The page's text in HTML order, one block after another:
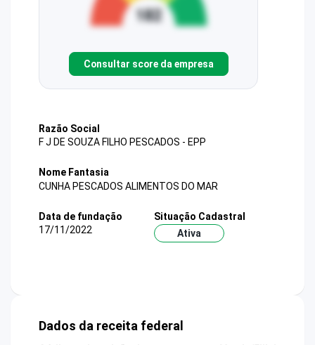
Consultar score da empresa
Razão Social
F J DE SOUZA FILHO PESCADOS - EPP
Nome Fantasia
CUNHA PESCADOS ALIMENTOS DO MAR
Data de fundação
17/11/2022
Situação Cadastral
Ativa
Dados da receita federal